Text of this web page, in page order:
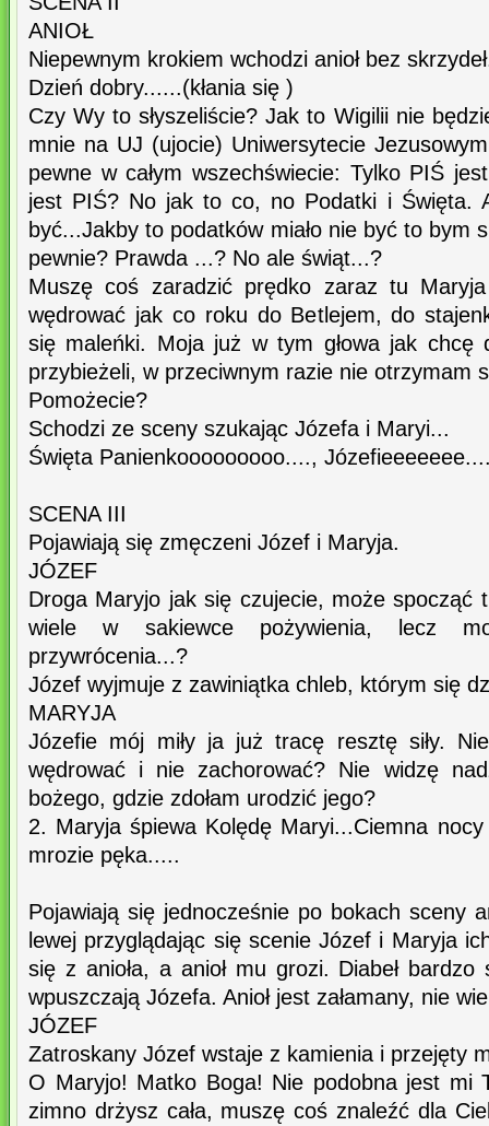
ANIOŁ
Niepewnym krokiem wchodzi anioł bez
Dzień dobry......(kłania się )
Czy Wy to słyszeliście? Jak to Wigilii nie
mnie na UJ (ujocie) Uniwersytecie
pewne w całym wszechświecie: Tylko PIŚ
jest PIŚ? No jak to co, no Podatki i Święta.
być...Jakby to podatków miało nie być to bym
pewnie? Prawda ...? No ale świąt...?
Muszę coś zaradzić prędko zaraz tu
wędrować jak co roku do Betlejem, do
się maleńki. Moja już w tym głowa jak chcę
przybieżeli, w przeciwnym razie nie otrzymam
Pomożecie?
Schodzi ze sceny szukając Józefa i Maryi...
Święta Panienkooooooooo....,
SCENA III
Pojawiają się zmęczeni Józef i Maryja.
JÓZEF
Droga Maryjo jak się czujecie, może spocząć
wiele w sakiewce pożywienia, lecz
przywrócenia...?
Józef wyjmuje z zawiniątka chleb, którym się
MARYJA
Józefie mój miły ja już tracę resztę siły.
wędrować i nie zachorować? Nie widzę
bożego, gdzie zdołam urodzić jego?
2. Maryja śpiewa Kolędę Maryi...Ciemna
mrozie pęka.....
Pojawiają się jednocześnie po bokach sceny
lewej przyglądając się scenie Józef i Maryja
się z anioła, a anioł mu grozi. Diabeł
wpuszczają Józefa. Anioł jest załamany, nie
JÓZEF
Zatroskany Józef wstaje z kamienia i przejęty
O Maryjo! Matko Boga! Nie podobna jest mi
zimno drżysz cała, muszę coś znaleźć dla